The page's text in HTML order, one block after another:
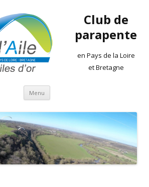
Club de
parapente
en Pays de la Loire
et Bretagne
Menu Aller
contenu